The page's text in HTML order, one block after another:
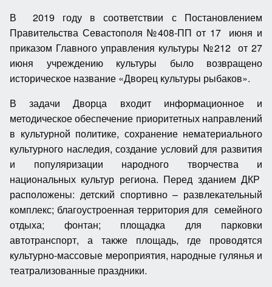
В 2019 году в соответствии с Постановлением
Правительства Севастополя №408-ПП от 17 июня и
приказом Главного управления культуры №212 от 27
июня учреждению культуры было возвращено
историческое название «Дворец культуры рыбаков».
В задачи Дворца входит информационное и
методическое обеспечение приоритетных направлений
в культурной политике, сохранение нематериального
культурного наследия, создание условий для развития
и популяризации народного творчества и
национальных культур региона. Перед зданием ДКР
расположены: детский спортивно – развлекательный
комплекс; благоустроенная территория для семейного
отдыха; фонтан; площадка для парковки
автотранспорт, а также площадь, где проводятся
культурно-массовые мероприятия, народные гулянья и
театрализованные праздники.